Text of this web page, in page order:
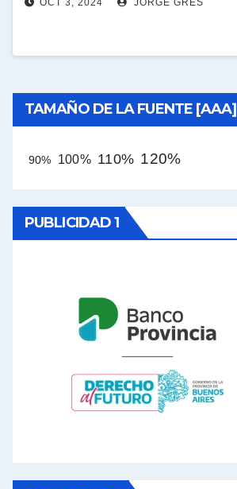
OCT 3, 2024 JORGE GRES
TAMAÑO DE LA FUENTE [AAA]
90% 100% 110% 120%
PUBLICIDAD 1